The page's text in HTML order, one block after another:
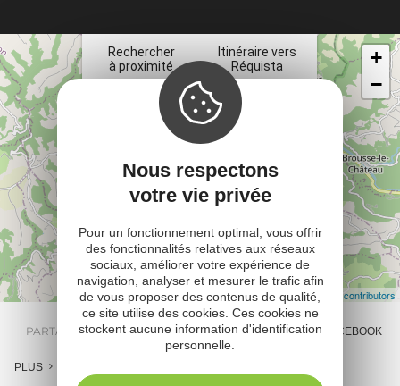
Rechercher
à proximité
Itinéraire vers
Réquista
+
−
Leaflet| Map data ©OpenStreetMap contributors
PARTAGER : E-MAIL MESSENGER FACEBOOK
PLUS
Nous respectons
votre vie privée
Pour un fonctionnement optimal, vous offrir
des fonctionnalités relatives aux réseaux
sociaux, améliorer votre expérience de
navigation, analyser et mesurer le trafic afin
de vous proposer des contenus de qualité,
ce site utilise des cookies. Ces cookies ne
stockent aucune information d'identification
personnelle.